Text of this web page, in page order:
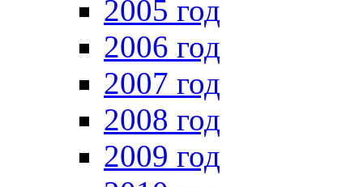
2005 год
2006 год
2007 год
2008 год
2009 год